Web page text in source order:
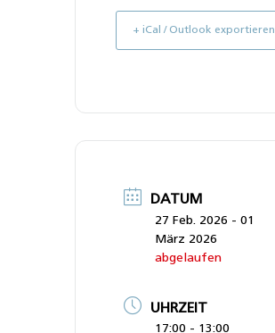
+ iCal / Outlook exportieren
DATUM
27 Feb. 2026 - 01
März 2026
abgelaufen
UHRZEIT
17:00 - 13:00